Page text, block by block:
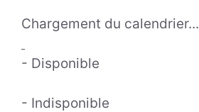
Chargement du calendrier...
- Disponible
- Indisponible